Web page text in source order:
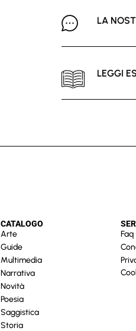
LA
LEGGI
CATALOGO
Arte
Guide
Multimedia
Narrativa
Novità
Poesia
Saggistica
Storia
Faq